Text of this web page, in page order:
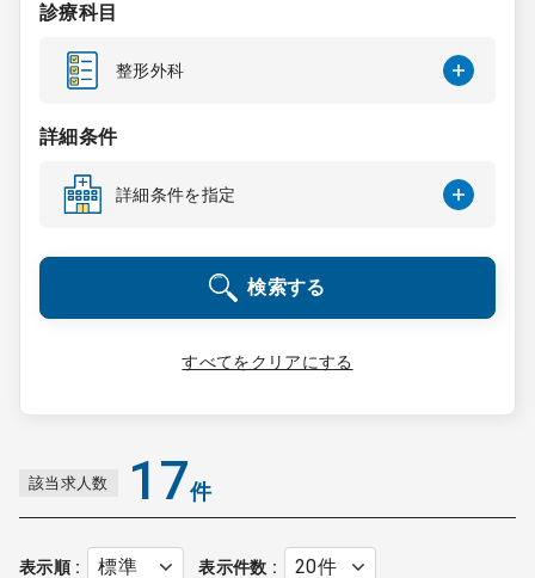
スポット検索
DtoDの転職・
コンサルタント
成功事例
転職ノウハウ
受付時間 9:00 ～ 18:00（平日）
0120-337-613
クリニック開業
診療科目
整形外科
詳細条件
詳細条件を指定
検索する
すべてをクリアにする
該当求人数 17件
表示順 表示件数